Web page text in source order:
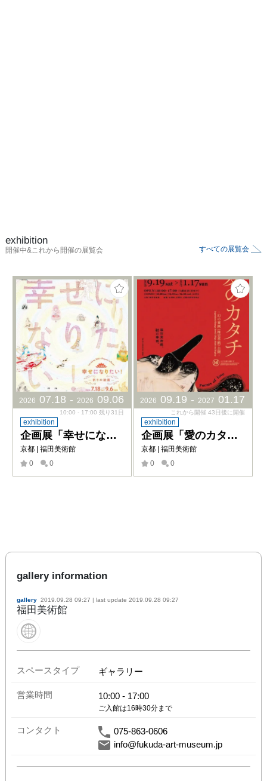
exhibition
開催中&これから開催の展覧会 すべての展覧会
2026 07.18 - 2026 09.06
10:00 - 17:00 残り31日
exhibition
企画展「幸せになりたい！ー祈りの絵画ー」
京都 | 福田美術館
0
0
2026 09.19 - 2027 01.17
これから開催 43日後に開催
exhibition
企画展「愛のカタチ ー幻の春画≪稚児草紙≫公開ー」
京都 | 福田美術館
0
0
gallery information
gallery 2019.09.28 09:27 | last update 2019.09.28 09:27
福田美術館
スペースタイプ ギャラリー
営業時間 10:00- 17:00
ご入館は16時30分まで
コンタクト
075-863-0606
info@fukuda-art-museum.jp